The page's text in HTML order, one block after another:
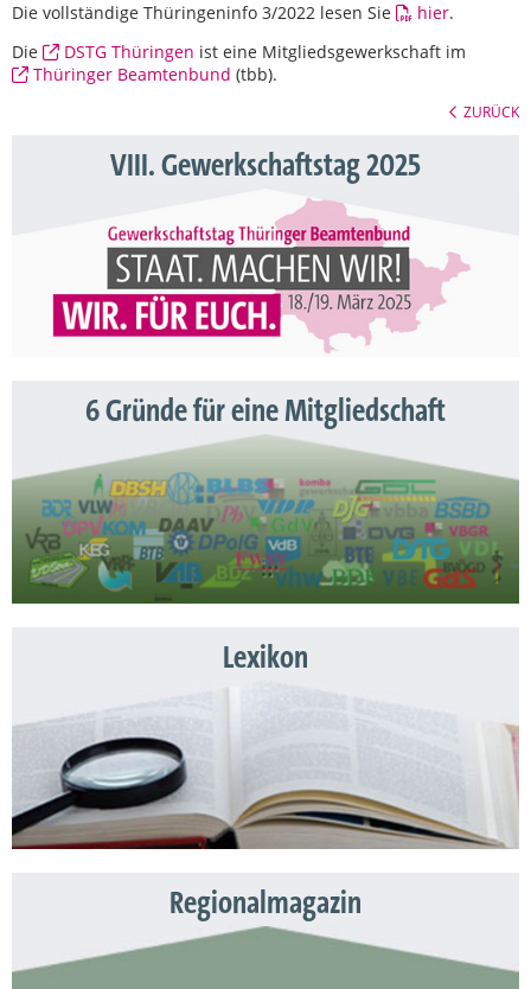
Die vollständige Thüringeninfo 3/2022 lesen Sie
hier.
Die
DSTG Thüringen ist eine Mitgliedsgewerkschaft im
Thüringer Beamtenbund (tbb).
ZURÜCK
VIII. Gewerkschaftstag 2025
6 Gründe für eine Mitgliedschaft
Lexikon
Regionalmagazin